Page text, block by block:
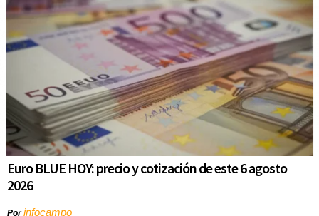
Euro BLUE HOY: precio y cotización de este 6 agosto
2026
Porinfocampo